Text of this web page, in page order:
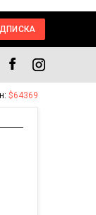
$64369